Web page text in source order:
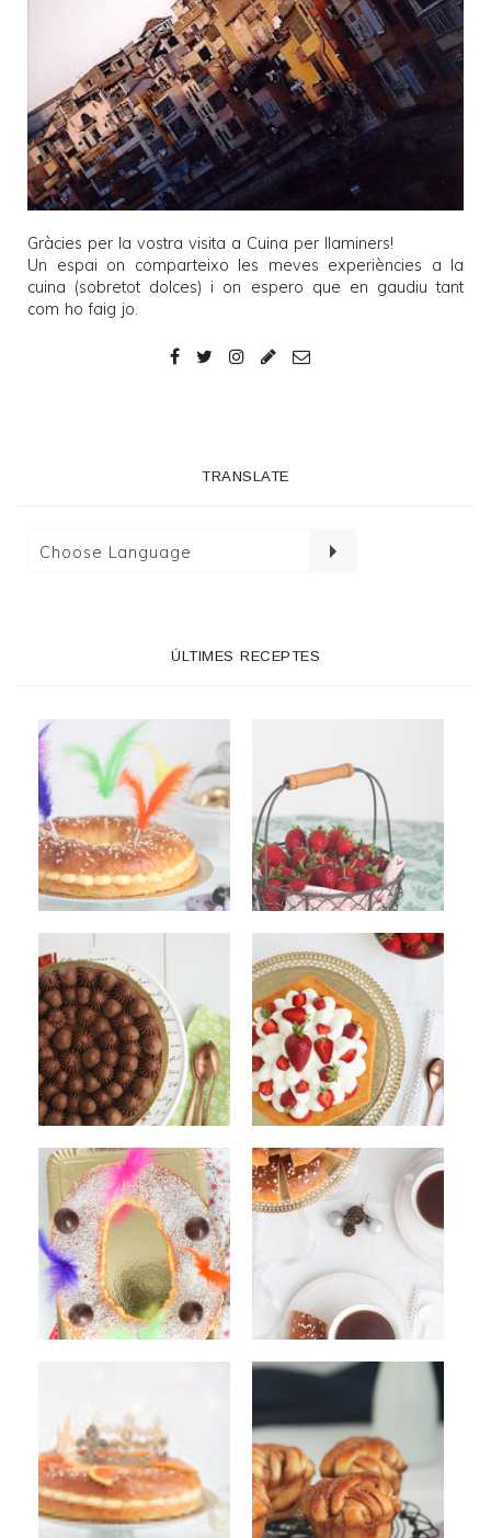
Gràcies per la vostra visita a Cuina per llaminers!
Un espai on comparteixo les meves experiències a la
cuina (sobretot dolces) i on espero que en gaudiu tant
com ho faig jo.
TRANSLATE
ÚLTIMES RECEPTES